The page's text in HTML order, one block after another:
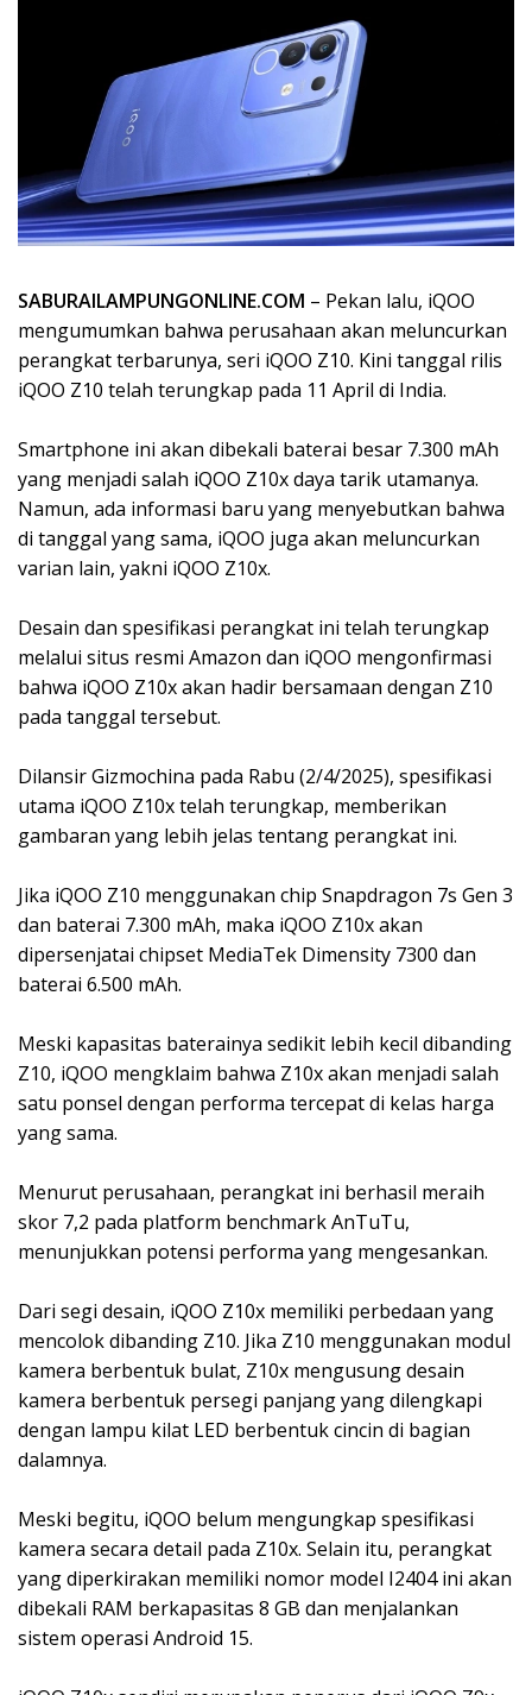
SABURAILAMPUNGONLINE.COM – Pekan lalu, iQOO
mengumumkan bahwa perusahaan akan meluncurkan
perangkat terbarunya, seri iQOO Z10. Kini tanggal rilis
iQOO Z10 telah terungkap pada 11 April di India.
Smartphone ini akan dibekali baterai besar 7.300 mAh
yang menjadi salah iQOO Z10x daya tarik utamanya.
Namun, ada informasi baru yang menyebutkan bahwa
di tanggal yang sama, iQOO juga akan meluncurkan
varian lain, yakni iQOO Z10x.
Desain dan spesifikasi perangkat ini telah terungkap
melalui situs resmi Amazon dan iQOO mengonfirmasi
bahwa iQOO Z10x akan hadir bersamaan dengan Z10
pada tanggal tersebut.
Dilansir Gizmochina pada Rabu (2/4/2025), spesifikasi
utama iQOO Z10x telah terungkap, memberikan
gambaran yang lebih jelas tentang perangkat ini.
Jika iQOO Z10 menggunakan chip Snapdragon 7s Gen 3
dan baterai 7.300 mAh, maka iQOO Z10x akan
dipersenjatai chipset MediaTek Dimensity 7300 dan
baterai 6.500 mAh.
Meski kapasitas baterainya sedikit lebih kecil dibanding
Z10, iQOO mengklaim bahwa Z10x akan menjadi salah
satu ponsel dengan performa tercepat di kelas harga
yang sama.
Menurut perusahaan, perangkat ini berhasil meraih
skor 7,2 pada platform benchmark AnTuTu,
menunjukkan potensi performa yang mengesankan.
Dari segi desain, iQOO Z10x memiliki perbedaan yang
mencolok dibanding Z10. Jika Z10 menggunakan modul
kamera berbentuk bulat, Z10x mengusung desain
kamera berbentuk persegi panjang yang dilengkapi
dengan lampu kilat LED berbentuk cincin di bagian
dalamnya.
Meski begitu, iQOO belum mengungkap spesifikasi
kamera secara detail pada Z10x. Selain itu, perangkat
yang diperkirakan memiliki nomor model I2404 ini akan
dibekali RAM berkapasitas 8 GB dan menjalankan
sistem operasi Android 15.